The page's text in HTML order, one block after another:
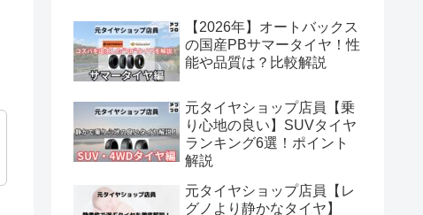
【2026年】オートバックス
の国産PBサマータイヤ！性
能や品質は？比較解説
元タイヤショップ店員【乗
り心地の良い】SUVタイヤ
ランキング6選！ポイント
解説
元タイヤショップ店員【レ
グノより静かなタイヤ】